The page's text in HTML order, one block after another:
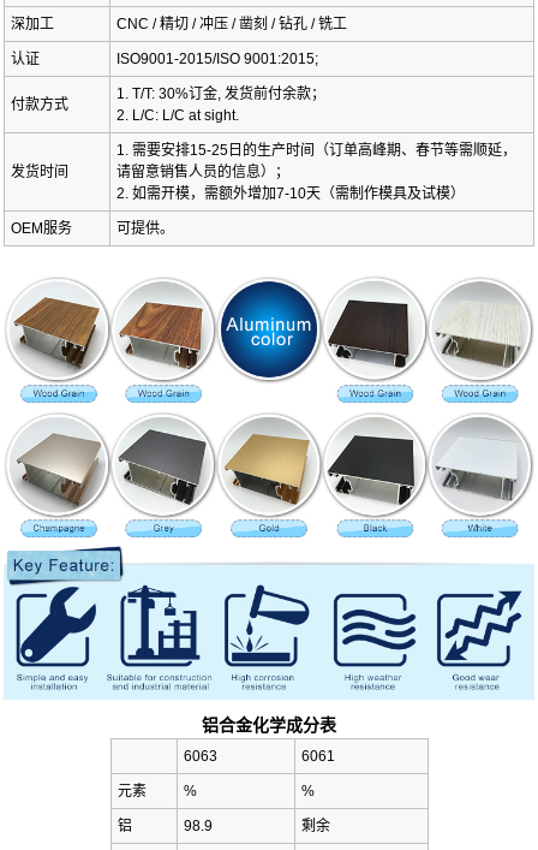
深加工 CNC / 精切 / 冲压 / 凿刻 / 钻孔 / 铣工
认证 ISO9001-2015/ISO 9001:2015;
付款方式
1. T/T: 30%订金, 发货前付余款；
2. L/C: L/C at sight.
发货时间
1. 需要安排15-25日的生产时间（订单高峰期、春节等需顺延，
请留意销售人员的信息）；
2. 如需开模，需额外增加7-10天（需制作模具及试模）
OEM服务 可提供。
铝合金化学成分表
6063 6061
元素 % %
铝 98.9 剩余